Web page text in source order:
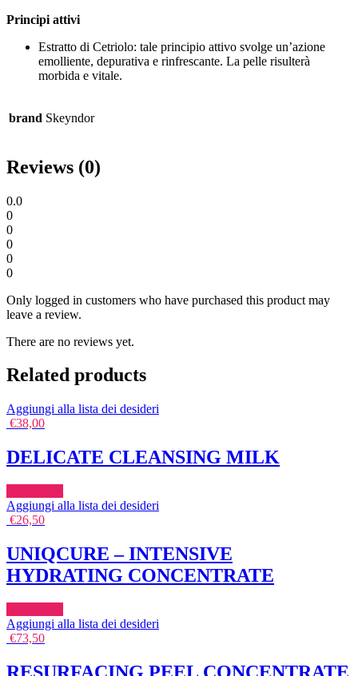
Principi attivi
Estratto di Cetriolo: tale principio attivo svolge un’azione
emolliente, depurativa e rinfrescante. La pelle risulterà
morbida e vitale.
brand Skeyndor
Reviews (0)
0.0
0
0
0
0
0
Only logged in customers who have purchased this product may
leave a review.
There are no reviews yet.
Related products
Aggiungi alla lista dei desideri
€38,00
DELICATE CLEANSING MILK
Aggiungi alla lista dei desideri
€26,50
UNIQCURE – INTENSIVE
HYDRATING CONCENTRATE
Aggiungi alla lista dei desideri
€73,50